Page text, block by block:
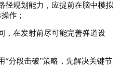
径规划能力，应提前在脑中模拟
作；
，在发射前尽可能完善弹道设
“分段击破”策略，先解决关键节